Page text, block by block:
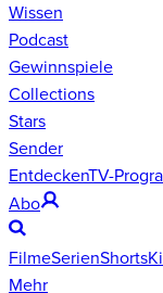
Wissen
Podcast
Gewinnspiele
Collections
Stars
Sender
EntdeckenTV-
Abo
FilmeSerienShorts
Mehr